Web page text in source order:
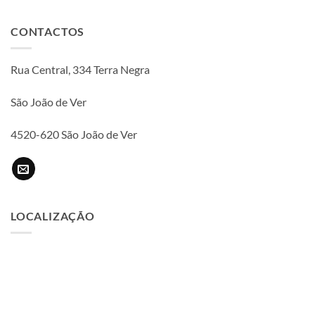
CONTACTOS
Rua Central, 334 Terra Negra
São João de Ver
4520-620 São João de Ver
LOCALIZAÇÃO